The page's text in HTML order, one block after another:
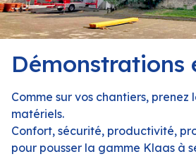
Démonstrations
Comme sur vos chantiers, prenez
matériels.
Confort, sécurité, productivité,
pour pousser la gamme Klaas à